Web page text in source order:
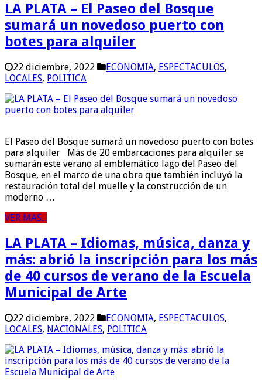
LA PLATA – El Paseo del Bosque
sumará un novedoso puerto con
botes para alquiler
22 diciembre, 2022 ECONOMIA, ESPECTACULOS,
LOCALES, POLITICA
El Paseo del Bosque sumará un novedoso puerto con botes
para alquiler Más de 20 embarcaciones para alquiler se
sumarán este verano al emblemático lago del Paseo del
Bosque, en el marco de una obra que también incluyó la
restauración total del muelle y la construcción de un
moderno …
VER MAS...
LA PLATA – Idiomas, música, danza y
más: abrió la inscripción para los más
de 40 cursos de verano de la Escuela
Municipal de Arte
22 diciembre, 2022 ECONOMIA, ESPECTACULOS,
LOCALES, NACIONALES, POLITICA